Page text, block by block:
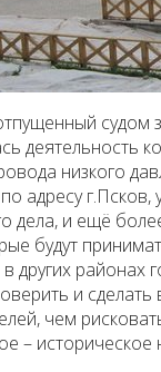
судом
деятельность
низкого
адресу
дела, и ещё
будут
в других
и
чем
– историческое